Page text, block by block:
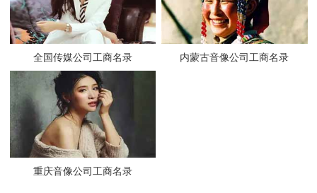
全国传媒公司工商名录 内蒙古音像公司工商名录
重庆音像公司工商名录